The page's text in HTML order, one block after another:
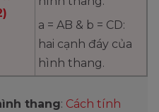
a = AB & b = CD:
hai cạnh đáy của
hình thang.
thang: Cách tính